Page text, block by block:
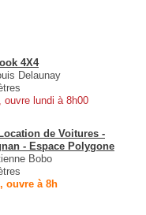
4X4
Delaunay
ouvre lundi à 8h00
de Voitures -
- Espace Polygone
Bobo
ouvre à 8h